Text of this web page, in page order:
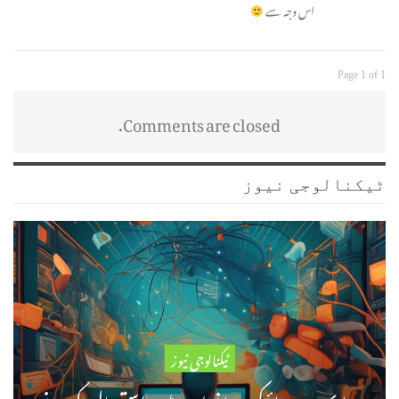
اس وجہ سے
Page 1 of 1
Comments are closed.
ٹیکنالوجی نیوز
ٹیکنالوجی نیوز